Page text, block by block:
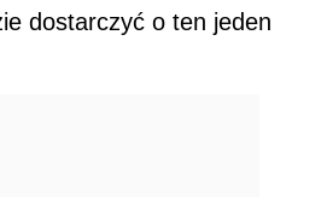
dostarczyć o ten jeden